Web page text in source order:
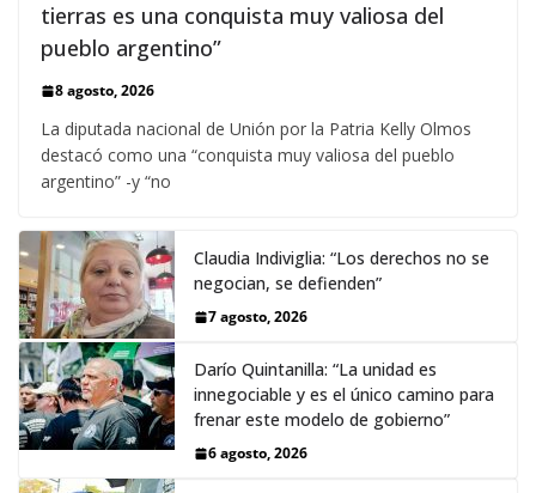
tierras es una conquista muy valiosa del
pueblo argentino”
8 agosto, 2026
La diputada nacional de Unión por la Patria Kelly Olmos
destacó como una “conquista muy valiosa del pueblo
argentino” -y “no
Claudia Indiviglia: “Los derechos no se
negocian, se defienden”
7 agosto, 2026
Darío Quintanilla: “La unidad es
innegociable y es el único camino para
frenar este modelo de gobierno”
6 agosto, 2026